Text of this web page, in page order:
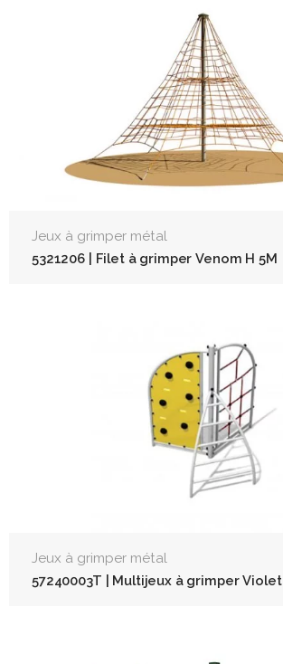
Jeux à grimper métal
5321206 | Filet à grimper Venom H 5M
Jeux à grimper métal
57240003T | Multijeux à grimper Violet